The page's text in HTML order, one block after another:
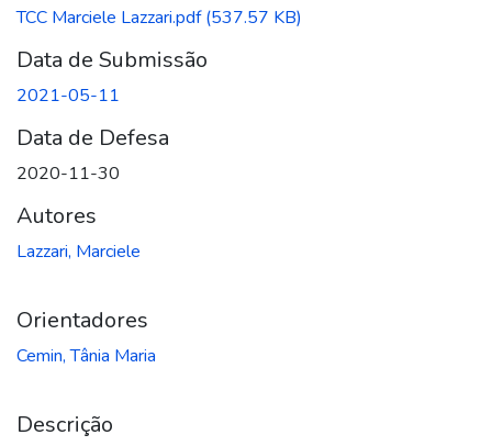
TCC Marciele Lazzari.pdf(537.57 KB)
Data de Submissão
2021-05-11
Data de Defesa
2020-11-30
Autores
Lazzari, Marciele
Orientadores
Cemin, Tânia Maria
Descrição